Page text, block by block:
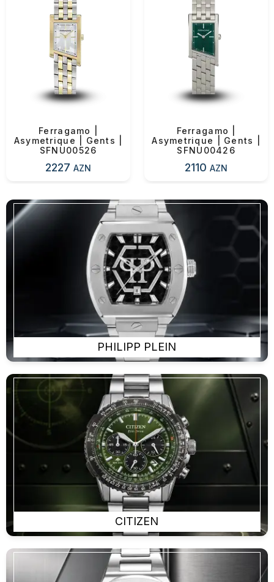
Ferragamo |
Asymetrique | Gents |
SFNU00526
2227AZN
Ferragamo |
Asymetrique | Gents |
SFNU00426
2110AZN
PHILIPP PLEIN
CITIZEN